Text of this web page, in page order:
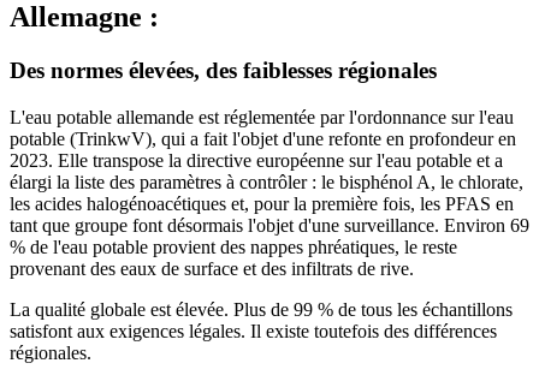
Allemagne :
Des normes élevées, des faiblesses régionales
L'eau potable allemande est réglementée par l'ordonnance sur l'eau
potable (TrinkwV), qui a fait l'objet d'une refonte en profondeur en
2023. Elle transpose la directive européenne sur l'eau potable et a
élargi la liste des paramètres à contrôler : le bisphénol A, le chlorate,
les acides halogénoacétiques et, pour la première fois, les PFAS en
tant que groupe font désormais l'objet d'une surveillance. Environ 69
% de l'eau potable provient des nappes phréatiques, le reste
provenant des eaux de surface et des infiltrats de rive.
La qualité globale est élevée. Plus de 99 % de tous les échantillons
satisfont aux exigences légales. Il existe toutefois des différences
régionales.